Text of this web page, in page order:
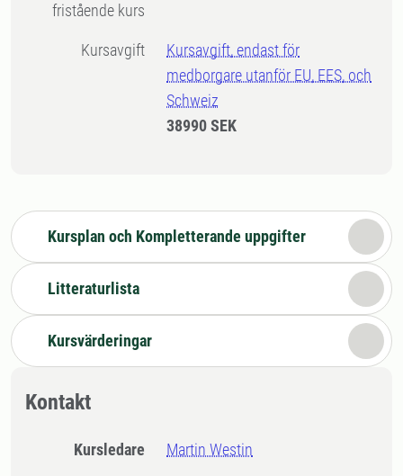
fristående kurs
Kursavgift
Kursavgift, endast för
medborgare utanför EU, EES, och
Schweiz
38990 SEK
Kursplan och Kompletterande uppgifter
Litteraturlista
Kursvärderingar
Kontakt
Kursledare Martin Westin